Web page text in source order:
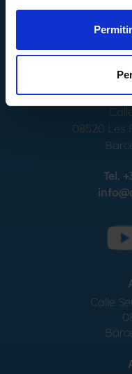
08520
Tel.
Calle